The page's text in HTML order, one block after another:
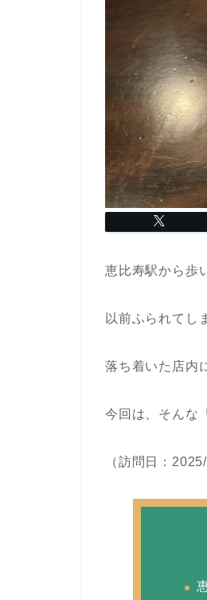
恵比寿駅から歩
以前ふられてし
落ち着いた店内
今回は、そんな
（訪問日：